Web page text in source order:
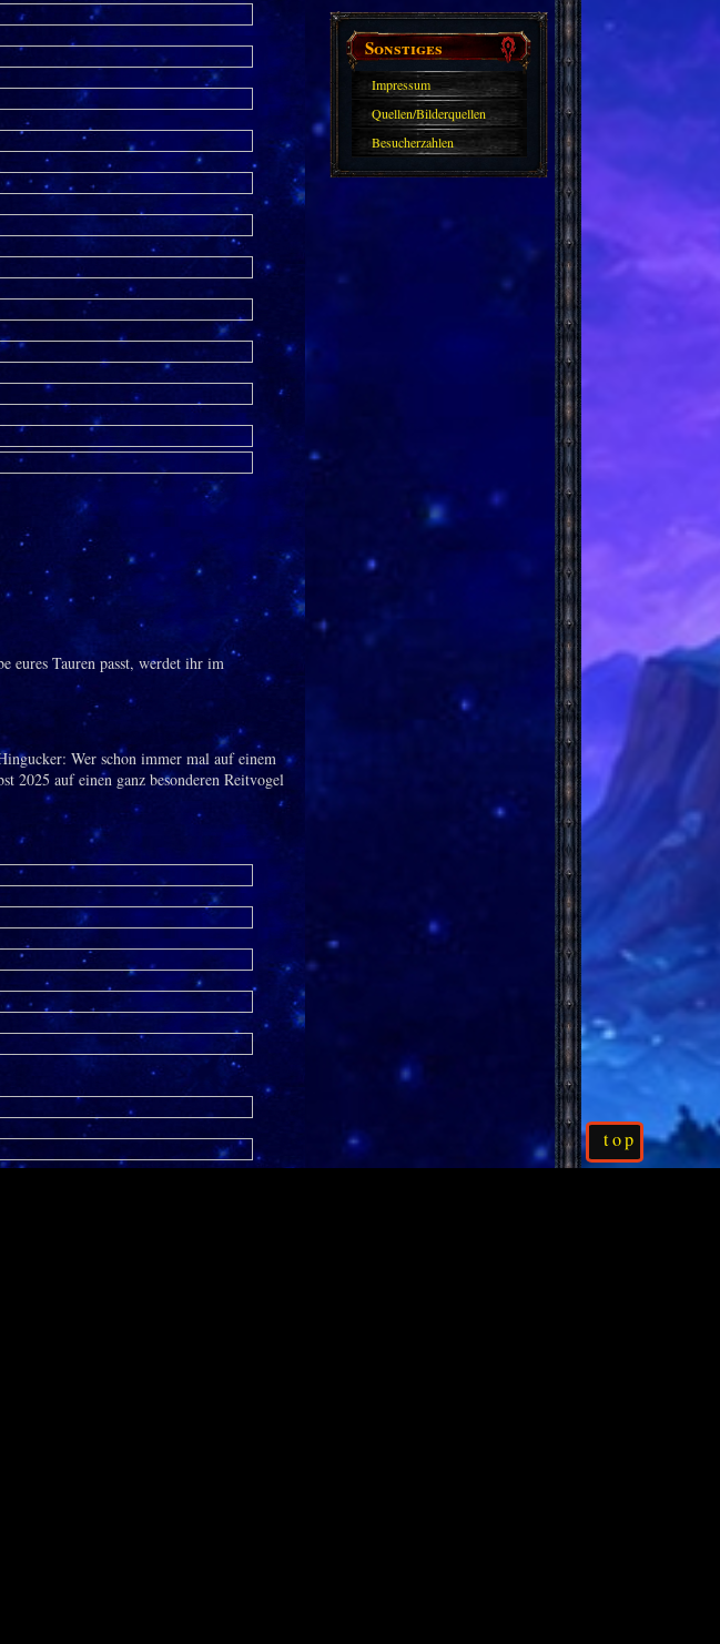
Sonstiges
Impressum
Quellen/Bilderquellen
Besucherzahlen
eures Tauren passt, werdet ihr im
Wer schon immer mal auf einem
2025 auf einen ganz besonderen Reitvogel
top